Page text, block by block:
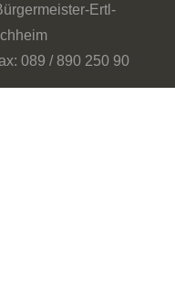
Ertl-
089 / 890 250 90